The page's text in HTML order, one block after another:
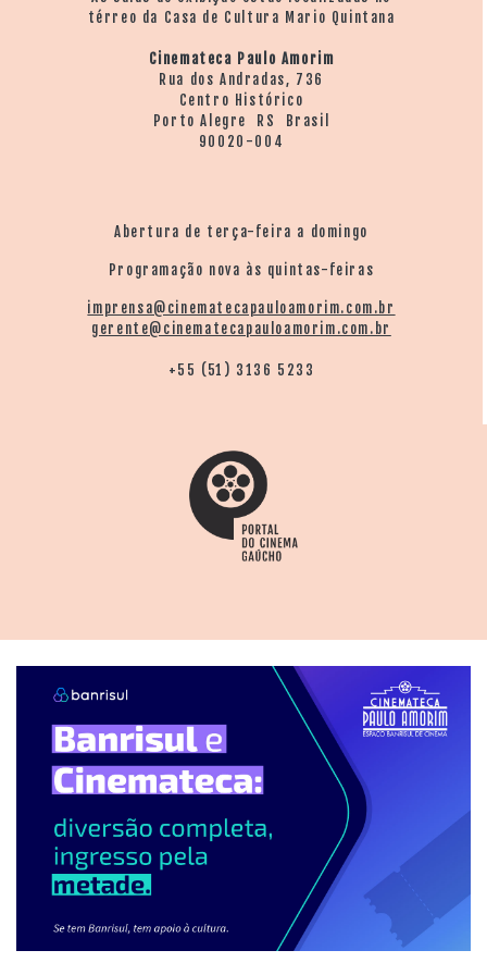
térreo da Casa de Cultura Mario Quintana
Cinemateca Paulo Amorim
Rua dos Andradas, 736
Centro Histórico
Porto Alegre RS Brasil
90020-004
Abertura de terça-feira a domingo
Programação nova às quintas-feiras
imprensa@cinematecapauloamorim.com.br
gerente@cinematecapauloamorim.com.br
+55 (51) 3136 5233